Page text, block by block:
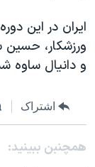
ایران در این
ورزشکار،
و دانیال ساوه
اشتراک
همچنبن ببینید: